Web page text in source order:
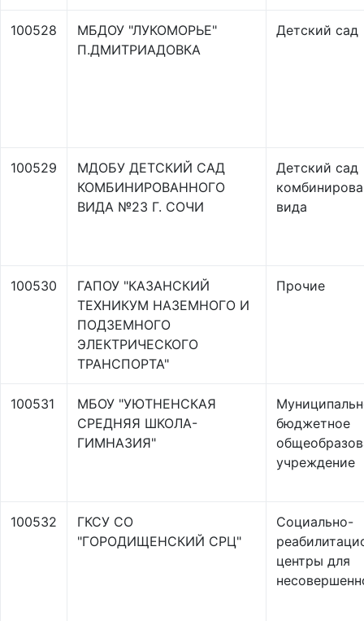
100528
МБДОУ "ЛУКОМОРЬЕ"
П.ДМИТРИАДОВКА
Детский сад
100529
МДОБУ ДЕТСКИЙ САД
КОМБИНИРОВАННОГО
ВИДА №23 Г. СОЧИ
Детский сад
вида
100530
ГАПОУ "КАЗАНСКИЙ
ТЕХНИКУМ НАЗЕМНОГО И
ПОДЗЕМНОГО
ЭЛЕКТРИЧЕСКОГО
ТРАНСПОРТА"
Прочие
100531
МБОУ "УЮТНЕНСКАЯ
СРЕДНЯЯ ШКОЛА-
ГИМНАЗИЯ"
бюджетное
учреждение
100532
ГКСУ СО
"ГОРОДИЩЕНСКИЙ СРЦ"
Социально-
центры для